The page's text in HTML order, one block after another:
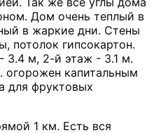
Дом очень теплый в
в жаркие дни. Стены
потолок гипсокартон.
3.4 м, 2-й этаж - 3.1 м.
огорожен капитальным
для фруктовых
1 км. Есть вся